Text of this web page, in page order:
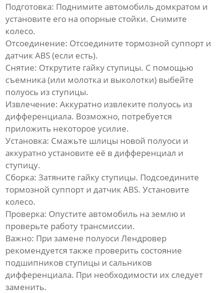
Подготовка: Поднимите автомобиль домкратом и
установите его на опорные стойки. Снимите
колесо.
Отсоединение: Отсоедините тормозной суппорт и
датчик ABS (если есть).
Снятие: Открутите гайку ступицы. С помощью
съемника (или молотка и выколотки) выбейте
полуось из ступицы.
Извлечение: Аккуратно извлеките полуось из
дифференциала. Возможно, потребуется
приложить некоторое усилие.
Установка: Смажьте шлицы новой полуоси и
аккуратно установите её в дифференциал и
ступицу.
Сборка: Затяните гайку ступицы. Подсоедините
тормозной суппорт и датчик ABS. Установите
колесо.
Проверка: Опустите автомобиль на землю и
проверьте работу трансмиссии.
Важно: При замене полуоси Лендровер
рекомендуется также проверить состояние
подшипников ступицы и сальников
дифференциала. При необходимости их следует
заменить.